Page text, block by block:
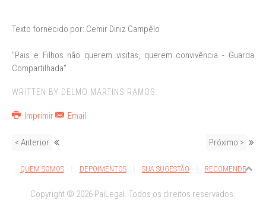
Texto fornecido por: Cemir Diniz Campêlo
"Pais e Filhos não querem visitas, querem convivência - Guarda
Compartilhada"
WRITTEN BY DELMO MARTINS RAMOS.
Imprimir Email
< Anterior Próximo >
QUEM SOMOS DEPOIMENTOS SUA SUGESTÃO RECOMENDE
Copyright © 2026 PaiLegal. Todos os direitos reservados.